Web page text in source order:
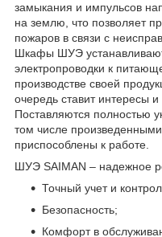
замыкания и импульсов
на землю, что позволяет
пожаров в связи с
Шкафы ШУЭ
электропроводки к
производстве своей
очередь ставит интересы
Поставляются полностью
том числе
приспособлены к работе.
ШУЭ SAIMAN – надежное
Точный учет и
Безопасность;
Комфорт в